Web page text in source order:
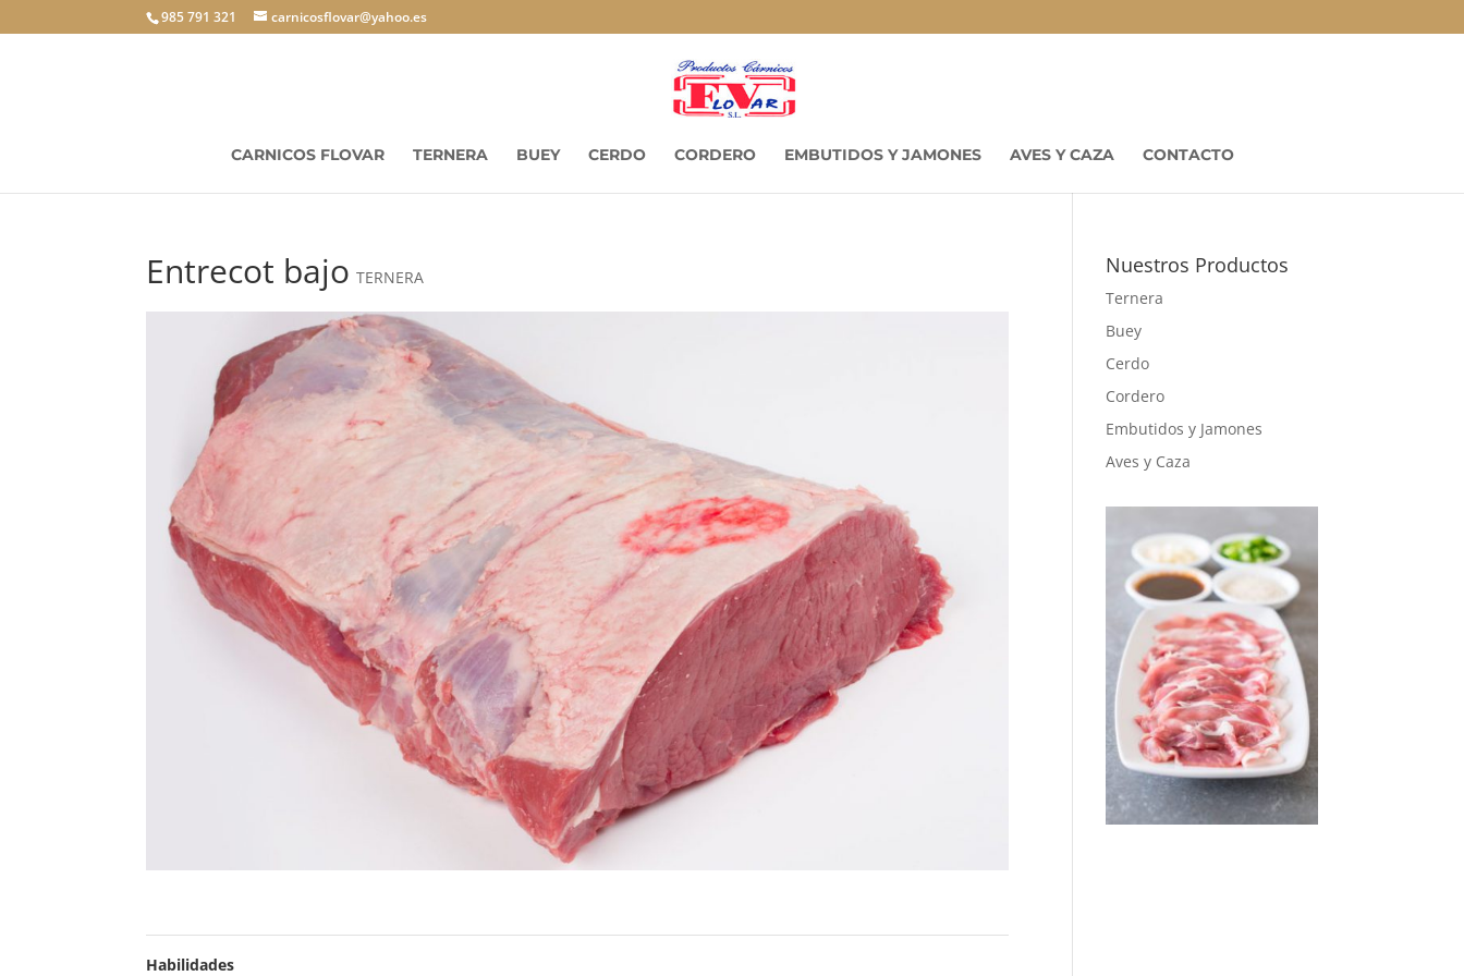
985 791 321 carnicosflovar@yahoo.es
CARNICOS FLOVAR TERNERA BUEY CERDO CORDERO EMBUTIDOS Y JAMONES AVES Y CAZA CONTACTO
Entrecot bajo TERNERA
Habilidades
Nuestros Productos
Ternera
Buey
Cerdo
Cordero
Embutidos y Jamones
Aves y Caza